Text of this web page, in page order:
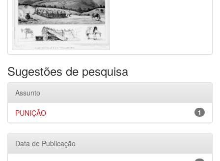
Sugestões de pesquisa
Assunto
1
PUNIÇÃO
Data de Publicação